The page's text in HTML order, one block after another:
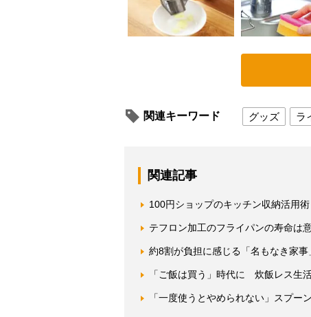
関連キーワード グッズ ラ
関連記事
100円ショップのキッチン収納活用
テフロン加工のフライパンの寿命は
約8割が負担に感じる「名もなき家
「ご飯は買う」時代に 炊飯レス生
「一度使うとやめられない」スプ